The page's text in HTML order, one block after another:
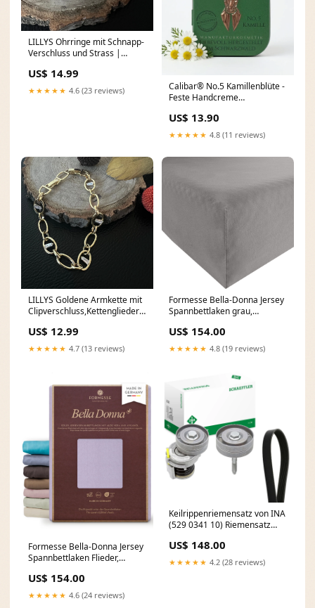
LILLYS Ohrringe mit Schnapp-
Verschluss und Strass |
Material:Edelstahl
US$ 14.99
★★★★★ 4.6 (23 reviews)
Calibar® No.5 Kamillenblüte -
Feste Handcreme
US$ 13.90
★★★★★ 4.8 (11 reviews)
LILLYS Goldene Armkette mit
Clipverschluss,Kettengliedern
| Geschenk
US$ 12.99
★★★★★ 4.7 (13 reviews)
Formesse Bella-Donna Jersey
Spannbettlaken grau,
special_offer
US$ 154.00
★★★★★ 4.8 (19 reviews)
Formesse Bella-Donna Jersey
Spannbettlaken Flieder,
tsTopseller
US$ 154.00
★★★★★ 4.6 (24 reviews)
Keilrippenriemensatz von INA
(529 0341 10) Riemensatz
Keilrippenriemen, Keilriemen
MAN
US$ 148.00
★★★★★ 4.2 (28 reviews)